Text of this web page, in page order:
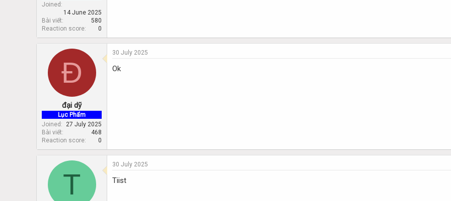
Joined
14 June 2025
Bài viết
580
Reaction score
0
Đ
đại dỹ
Lục Phẩm
Joined
27 July 2025
Bài viết
468
Reaction score
0
30 July 2025
Ok
T
30 July 2025
Tiist